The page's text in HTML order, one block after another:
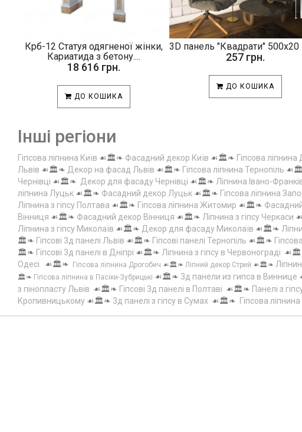
Крб-12 Статуя одягненої жінки,
Кариатида з бетону....
18 616 грн.
ДО КОШИКА
3D панель "Квадрати" 500х20
257 грн.
ДО КОШИКА
Інші регіони
Гіпсова ліпнина Київ ☙🏛️❧ Фасадний декор Київ ☙🏛️❧ Гіпсова ліпнина
Львів ☙🏛️❧ Декор на фасад Львів ☙🏛️❧ Гіпсова ліпнина Тернопіль
Чернівці ☙🏛️❧ Декор для фасаду Чернівці ☙🏛️❧ Ліпнина Івано-
ліпнина Луцьк ☙🏛️❧ Фасадний декор Луцьк ☙🏛️❧ Гіпсова ліпнина
Ліпнина з гіпсу Полтава ☙🏛️❧ Гіпсова ліпнина Житомир ☙🏛️❧
Вінниця ☙🏛️❧ Фасадний декор Вінниця ☙🏛️❧ Ліпнина з гіпсу Черкаси
Ліпнина з гіпсу Миколаїв ☙🏛️❧ Декор для фасаду Миколаїв ☙🏛️❧
🏛️❧ Гіпсові 3д панелі Львів ☙🏛️❧ Гіпсові панелі Тернопіль ☙🏛️❧
🏛️❧ Гіпсові 3д панелі в Дніпрі ☙🏛️❧ Ліпнина з гіпсу в Червонограді
Одесі ☙🏛️❧ Гіпсова ліпнина Дрогобич ☙🏛️❧ Ліпний декор Стрий ☙🏛️❧
🏛️❧ Гіпсова ліпнина в Пасіки-Зубрицькі ☙🏛️❧ 3д панели из гипса в Виннице
з пінопласту Львів ☙🏛️❧ Гіпсові 3д панелі в Полтаві ☙🏛️❧ Панелі з
Кропивницькому ☙🏛️❧ 3д панелі з гіпсу в Сумах ☙🏛️❧ Гіпсова